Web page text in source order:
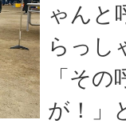
ゃんと
らっし
「そ
が！」